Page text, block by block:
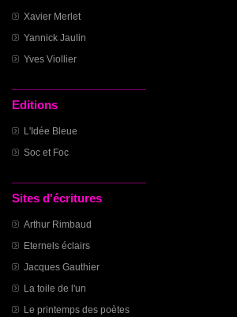
Xavier Merlet
Yannick Jaulin
Yves Viollier
Editions
L'Idée Bleue
Soc et Foc
Sites d'écritures
Arthur Rimbaud
Eternels éclairs
Jacques Gauthier
La toile de l'un
Le printemps des poètes